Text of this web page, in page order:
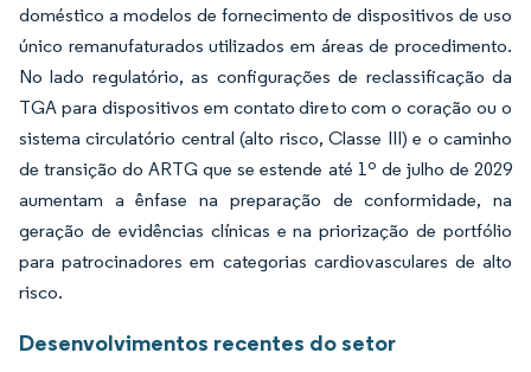
doméstico a modelos de fornecimento de dispositivos de uso
único remanufaturados utilizados em áreas de procedimento.
No lado regulatório, as configurações de reclassificação da
TGA para dispositivos em contato direto com o coração ou o
sistema circulatório central (alto risco, Classe III) e o caminho
de transição do ARTG que se estende até 1º de julho de 2029
aumentam a ênfase na preparação de conformidade, na
geração de evidências clínicas e na priorização de portfólio
para patrocinadores em categorias cardiovasculares de alto
risco.
Desenvolvimentos recentes do setor